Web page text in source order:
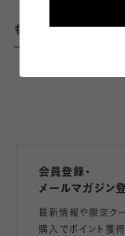
もっとみる
会員登録・
メールマガジン
最新情報や限定ク
購入でポイント獲